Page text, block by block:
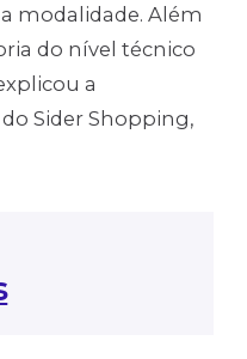
modalidade. Além
do nível técnico
a
Sider Shopping,